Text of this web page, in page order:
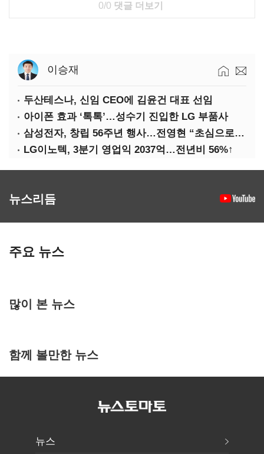
0/0 댓글 더보기
이승재
두산테스나, 신임 CEO에 김윤건 대표 선임
아이폰 효과 ‘톡톡’…성수기 진입한 LG 부품사
삼성전자, 창립 56주년 행사…전영현 “초심으로 경쟁력 회복해야”
LG이노텍, 3분기 영업익 2037억…전년비 56%↑
뉴스리듬
주요 뉴스
많이 본 뉴스
함께 볼만한 뉴스
뉴스